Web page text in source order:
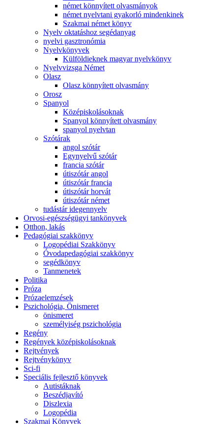
német könnyített olvasmányok
német nyelvtani gyakorló mindenkinek
Szakmai német könyv
Nyelv oktatáshoz segédanyag
nyelvi gasztronómia
Nyelvkönyvek
Külföldieknek magyar nyelvkönyv
Nyelvvizsga Német
Olasz
Olasz könnyített olvasmány
Orosz
Spanyol
Középiskolásoknak
Spanyol könnyített olvasmány
spanyol nyelvtan
Szótárak
angol szótár
Egynyelvű szótár
francia szótár
útiszótár angol
útiszótár francia
útiszótár horvát
útiszótár német
tudástár idegennyelv
Orvosi-egészségügyi tankönyvek
Otthon, lakás
Pedagógiai szakkönyv
Logopédiai Szakkönyv
Óvodapedagógiai szakkönyv
segédkönyv
Tanmenetek
Politika
Próza
Prózaelemzések
Pszichológia, Önismeret
önismeret
személyiség pszichológia
Regény
Regények középiskolásoknak
Rejtvények
Rejtvénykönyv
Sci-fi
Speciális fejlesztő könyvek
Autistáknak
Beszédjavító
Diszlexia
Logopédia
Szakmai Könyvek